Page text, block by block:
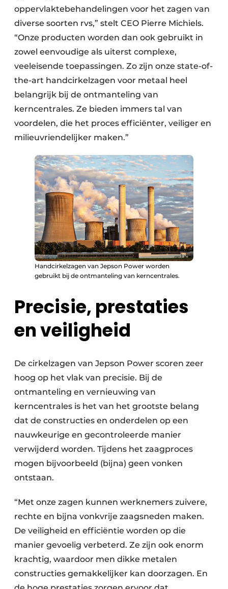
oppervlaktebehandelingen voor het zagen van
diverse soorten rvs,” stelt CEO Pierre Michiels.
“Onze producten worden dan ook gebruikt in
zowel eenvoudige als uiterst complexe,
veeleisende toepassingen. Zo zijn onze state-of-
the-art handcirkelzagen voor metaal heel
belangrijk bij de ontmanteling van
kerncentrales. Ze bieden immers tal van
voordelen, die het proces efficiënter, veiliger en
milieuvriendelijker maken.”
Handcirkelzagen van Jepson Power worden
gebruikt bij de ontmanteling van kerncentrales.
Precisie, prestaties
en veiligheid
De cirkelzagen van Jepson Power scoren zeer
hoog op het vlak van precisie. Bij de
ontmanteling en vernieuwing van
kerncentrales is het van het grootste belang
dat de constructies en onderdelen op een
nauwkeurige en gecontroleerde manier
verwijderd worden. Tijdens het zaagproces
mogen bijvoorbeeld (bijna) geen vonken
ontstaan.
“Met onze zagen kunnen werknemers zuivere,
rechte en bijna vonkvrije zaagsneden maken.
De veiligheid en efficiëntie worden op die
manier gevoelig verbeterd. Ze zijn ook enorm
krachtig, waardoor men dikke metalen
constructies gemakkelijker kan doorzagen. En